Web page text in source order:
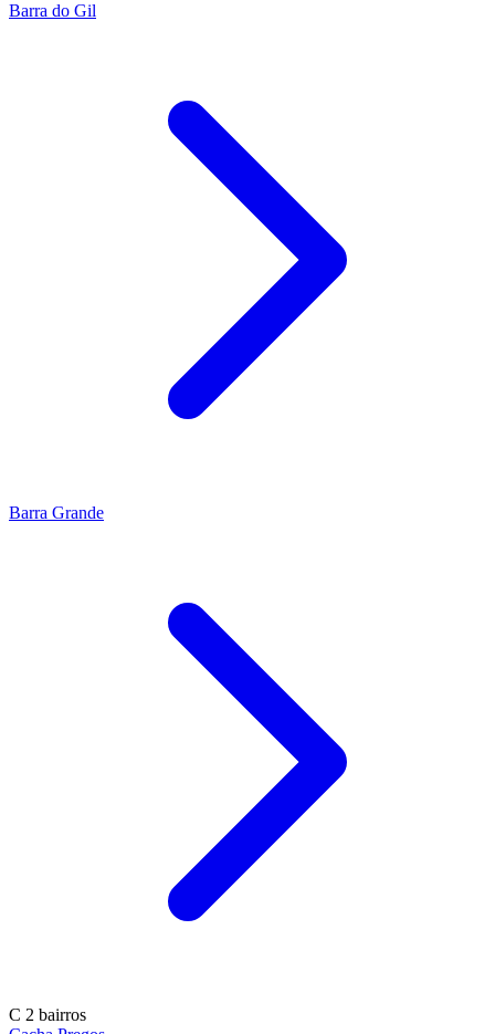
Barra do Gil
Barra Grande
C 2 bairros